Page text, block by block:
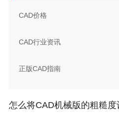
CAD价格
CAD行业资讯
正版CAD指南
怎么将CAD机械版的粗糙